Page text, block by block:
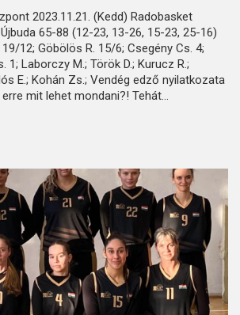
2023.11.21. (Kedd) Radobasket
65-88 (12-23, 13-26, 15-23, 25-16)
19/12; Göbölös R. 15/6; Csegény Cs. 4;
1; Laborczy M.; Török D.; Kurucz R.;
E.; Kohán Zs.; Vendég edző nyilatkozata
mit lehet mondani?! Tehát…